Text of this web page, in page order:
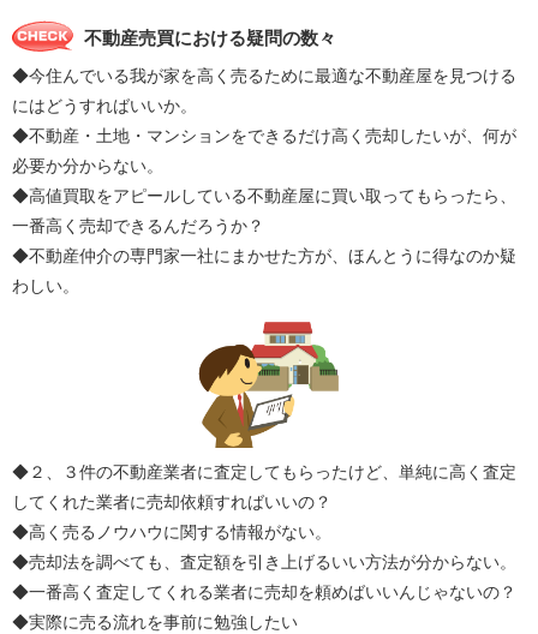
不動産売買における疑問の数々
◆今住んでいる我が家を高く売るために最適な不動産屋を見つける
にはどうすればいいか。
◆不動産・土地・マンションをできるだけ高く売却したいが、何が
必要か分からない。
◆高値買取をアピールしている不動産屋に買い取ってもらったら、
一番高く売却できるんだろうか？
◆不動産仲介の専門家一社にまかせた方が、ほんとうに得なのか疑
わしい。
◆２、３件の不動産業者に査定してもらったけど、単純に高く査定
してくれた業者に売却依頼すればいいの？
◆高く売るノウハウに関する情報がない。
◆売却法を調べても、査定額を引き上げるいい方法が分からない。
◆一番高く査定してくれる業者に売却を頼めばいいんじゃないの？
◆実際に売る流れを事前に勉強したい